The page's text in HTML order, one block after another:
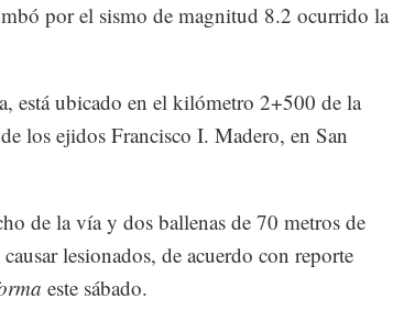
por el sismo de magnitud 8.2 ocurrido la
está ubicado en el kilómetro 2+500 de la
los ejidos Francisco I. Madero, en San
de la vía y dos ballenas de 70 metros de
lesionados, de acuerdo con reporte
este sábado.